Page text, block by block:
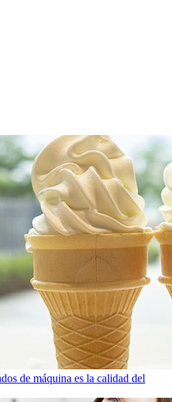
de máquina es la calidad del